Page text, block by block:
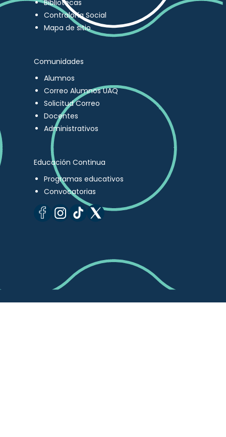
Bibliotecas
Contraloría Social
Mapa de sitio
Comunidades
Alumnos
Correo Alumnos UAQ
Solicitud Correo
Docentes
Administrativos
Educación Continua
Programas educativos
Convocatorias